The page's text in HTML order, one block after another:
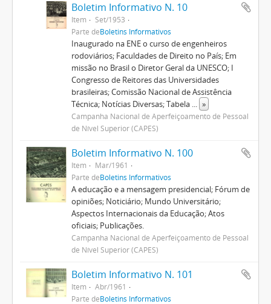
Boletim Informativo N. 10
Item
Set/1953
Parte deBoletins Informativos
Inaugurado na ENE o curso de engenheiros
rodoviários; Faculdades de Direito no País; Em
missão no Brasil o Diretor Geral da UNESCO; I
Congresso de Reitores das Universidades
brasileiras; Comissão Nacional de Assistência
Técnica; Notícias Diversas; Tabela ... »
Campanha Nacional de Aperfeiçoamento de Pessoal
de Nível Superior (CAPES)
Boletim Informativo N. 100
Item
Mar/1961
Parte deBoletins Informativos
A educação e a mensagem presidencial; Fórum de
opiniões; Noticiário; Mundo Universitário;
Aspectos Internacionais da Educação; Atos
oficiais; Publicações.
Campanha Nacional de Aperfeiçoamento de Pessoal
de Nível Superior (CAPES)
Boletim Informativo N. 101
Item
Abr/1961
Parte deBoletins Informativos